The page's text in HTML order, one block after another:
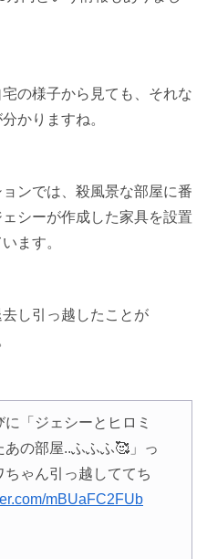
の様子から見ても、それな
かりますね。
ンでは、殺風景な部屋に番
シーが作成した家具を設置
ます。
し引っ越したことが
「ジェシーとヒロミ
の部屋..ふふふ🥰」っ
ゃん引っ越しててち
mBUaFC2FUb